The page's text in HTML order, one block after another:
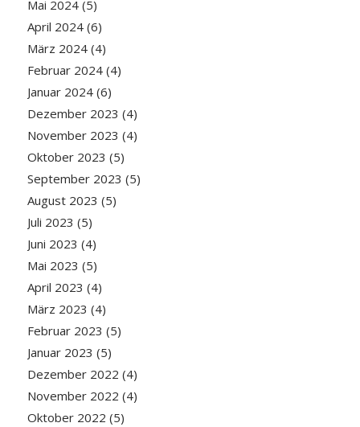
Mai 2024(5)
April 2024(6)
März 2024(4)
Februar 2024(4)
Januar 2024(6)
Dezember 2023 (4)
November 2023 (4)
Oktober 2023 (5)
September 2023 (5)
August 2023 (5)
Juli 2023 (5)
Juni 2023 (4)
Mai 2023 (5)
April 2023 (4)
März 2023 (4)
Februar 2023 (5)
Januar 2023 (5)
Dezember 2022 (4)
November 2022 (4)
Oktober 2022 (5)